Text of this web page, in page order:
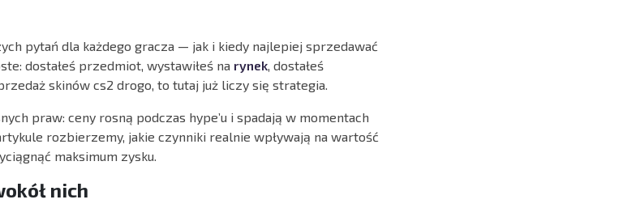
pytań dla każdego gracza — jak i kiedy najlepiej sprzedawać
dostałeś przedmiot, wystawiłeś na rynek , dostałeś
skinów cs2 drogo, to tutaj już liczy się strategia.
praw: ceny rosną podczas hype’u i spadają w momentach
rozbierzemy, jakie czynniki realnie wpływają na wartość
maksimum zysku.
nich